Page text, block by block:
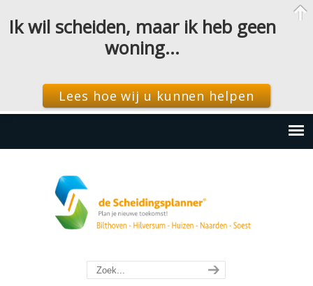
Ik wil scheiden, maar ik heb geen
woning…
Lees hoe wij u kunnen helpen